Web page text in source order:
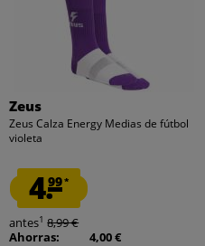
Zeus
Zeus Calza Energy Medias de fútbol
violeta
4.99*
antes1 8,99 €
Ahorras:
4,00 €